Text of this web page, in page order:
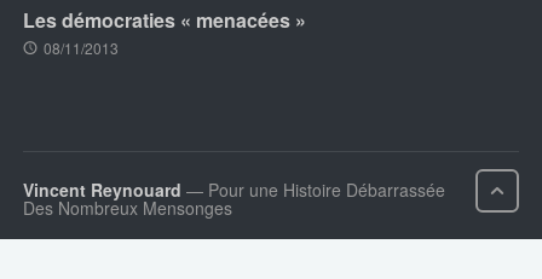
Les démocraties « menacées »
08/11/2013
Vincent Reynouard — Pour une Histoire Débarrassée
Des Nombreux Mensonges